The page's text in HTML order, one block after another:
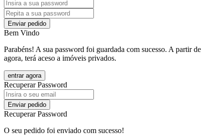
Enviar pedido
Bem Vindo
Parabéns! A sua password foi guardada com sucesso. A partir de
agora, terá aceso a imóveis privados.
entrar agora
Recuperar Password
Enviar pedido
Recuperar Password
O seu pedido foi enviado com sucesso!